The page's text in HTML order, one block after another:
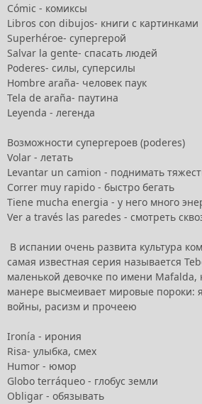
Cómic - комиксы
Libros con dibujos- книги с картинками
Superhéroe- супергерой
Salvar la gente- спасать людей
Poderes- силы, суперсилы
Hombre araña- человек паук
Tela de araña- паутина
Leyenda - легенда
Возможности супергероев (poderes)
Volar - летать
Levantar un camion - поднимать
Correr muy rapido - быстро бегать
Tiene mucha energia - у него много
Ver a través las paredes - смотреть
В испании очень развита культура
самая известная серия называется
маленькой девочке по имени Mafalda,
манере высмеивает мировые пороки:
войны, расизм и прочеею
Ironía - ирония
Risa- улыбка, смех
Humor - юмор
Globo terráqueo - глобус земли
Obligar - обязывать